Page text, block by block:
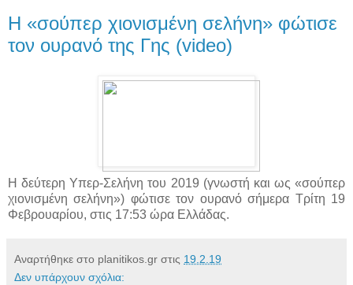
Η «σούπερ χιονισμένη σελήνη» φώτισε
τον ουρανό της Γης (video)
Η δεύτερη Υπερ-Σελήνη του 2019 (γνωστή και ως «σούπερ
χιονισμένη σελήνη») φώτισε τον ουρανό σήμερα Τρίτη 19
Φεβρουαρίου, στις 17:53 ώρα Ελλάδας.
Αναρτήθηκε στο planitikos.gr στις 19.2.19
Δεν υπάρχουν σχόλια: